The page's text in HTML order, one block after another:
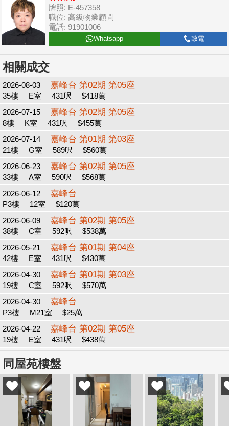
牌照: E-457358
職位: 高級物業顧問
電話: 91901006
Whatsapp 致電
相關成交
2026-08-03 嘉峰台 第02期 第05座
35樓 E室 431呎
$418萬
2026-07-15
嘉峰台 第02期 第05座
8樓 K室 431呎
$455萬
2026-07-14
嘉峰台 第01期 第03座
21樓 G室 589呎
$560萬
2026-06-23
嘉峰台 第02期 第05座
33樓 A室 590呎
$568萬
2026-06-12
嘉峰台
P3樓 12室
$120萬
2026-06-09
嘉峰台 第02期 第05座
38樓 C室 592呎
$538萬
2026-05-21
嘉峰台 第01期 第04座
42樓 E室 431呎
$430萬
2026-04-30
嘉峰台 第01期 第03座
19樓 C室 592呎
$570萬
2026-04-30
嘉峰台
P3樓 M21室
$25萬
2026-04-22
嘉峰台 第02期 第05座
19樓 E室 431呎 $438萬
同屋苑樓盤